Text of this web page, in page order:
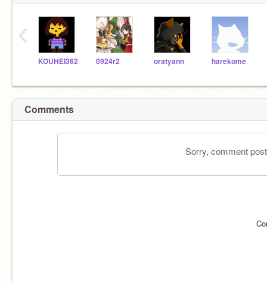
KOUHEI362 0924r2 oratyann harekome
‹
Comments
Sorry, comment